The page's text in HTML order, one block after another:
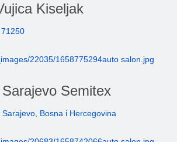
Kiseljak
Semitex
Bosna i Hercegovina